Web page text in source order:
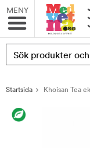
MENY
Startsida Khoisan Tea